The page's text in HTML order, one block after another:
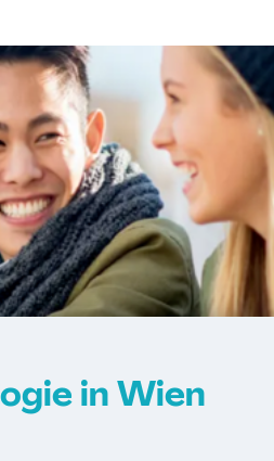
in Wien